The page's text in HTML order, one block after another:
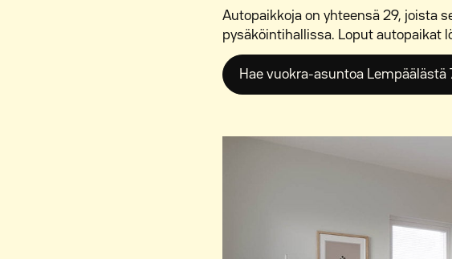
Autopaikkoja on yhteensä 29, joista
pysäköintihallissa. Loput autopaikat
Hae vuokra-asuntoa Lempäälästä